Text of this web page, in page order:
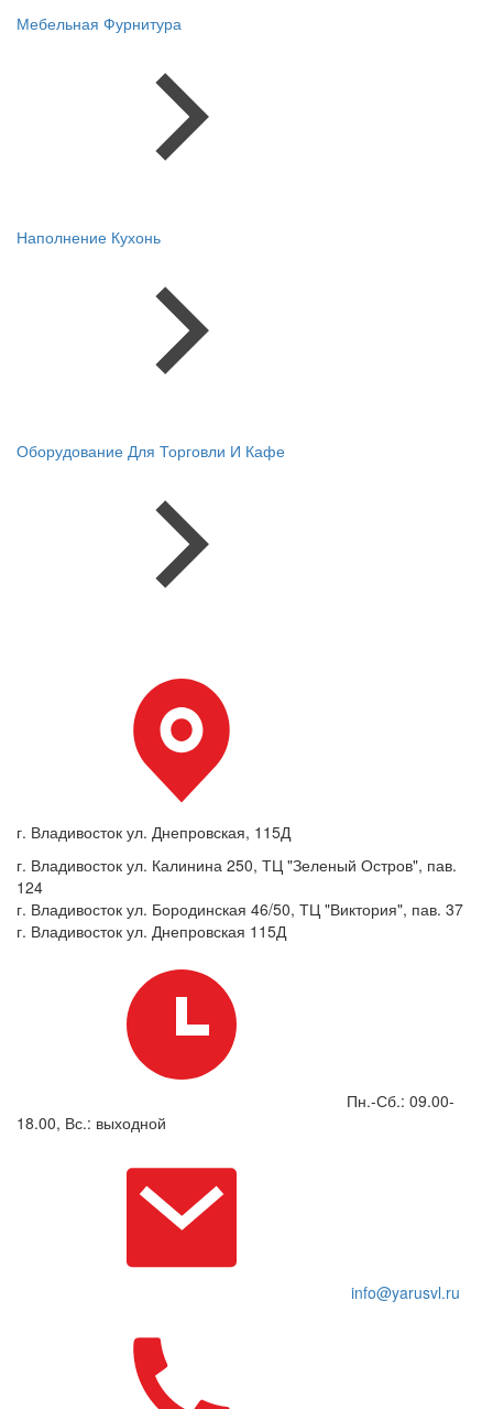
Мебельная Фурнитура
Наполнение Кухонь
Оборудование Для Торговли И Кафе
г. Владивосток ул. Днепровская, 115Д
г. Владивосток ул. Калинина 250, ТЦ "Зеленый Остров", пав.
124
г. Владивосток ул. Бородинская 46/50, ТЦ "Виктория", пав. 37
г. Владивосток ул. Днепровская 115Д
Пн.-Сб.: 09.00-
18.00, Вс.: выходной
info@yarusvl.ru